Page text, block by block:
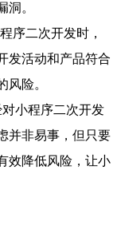
洞。
序二次开发时，
发活动和产品符合
风险。
小程序二次开发
并非易事，但只要
效降低风险，让小